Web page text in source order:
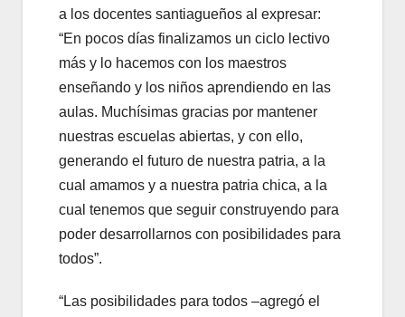
a los docentes santiagueños al expresar:
“En pocos días finalizamos un ciclo lectivo
más y lo hacemos con los maestros
enseñando y los niños aprendiendo en las
aulas. Muchísimas gracias por mantener
nuestras escuelas abiertas, y con ello,
generando el futuro de nuestra patria, a la
cual amamos y a nuestra patria chica, a la
cual tenemos que seguir construyendo para
poder desarrollarnos con posibilidades para
todos”.
“Las posibilidades para todos –agregó el